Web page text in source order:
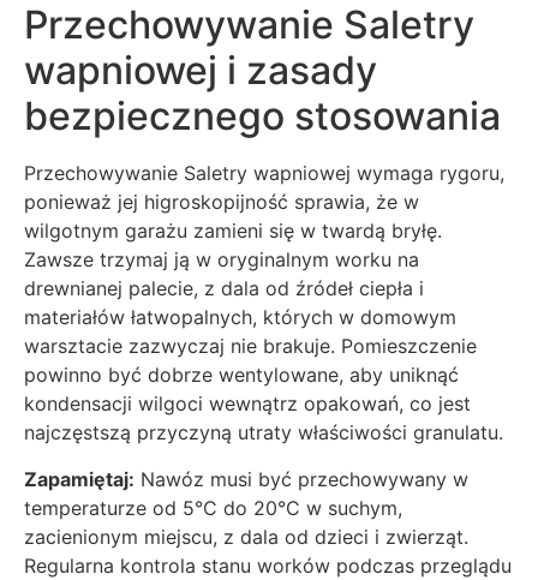
Przechowywanie Saletry
wapniowej i zasady
bezpiecznego stosowania
Przechowywanie Saletry wapniowej wymaga rygoru,
ponieważ jej higroskopijność sprawia, że w
wilgotnym garażu zamieni się w twardą bryłę.
Zawsze trzymaj ją w oryginalnym worku na
drewnianej palecie, z dala od źródeł ciepła i
materiałów łatwopalnych, których w domowym
warsztacie zazwyczaj nie brakuje. Pomieszczenie
powinno być dobrze wentylowane, aby uniknąć
kondensacji wilgoci wewnątrz opakowań, co jest
najczęstszą przyczyną utraty właściwości granulatu.
Zapamiętaj: Nawóz musi być przechowywany w
temperaturze od 5°C do 20°C w suchym,
zacienionym miejscu, z dala od dzieci i zwierząt.
Regularna kontrola stanu worków podczas przeglądu